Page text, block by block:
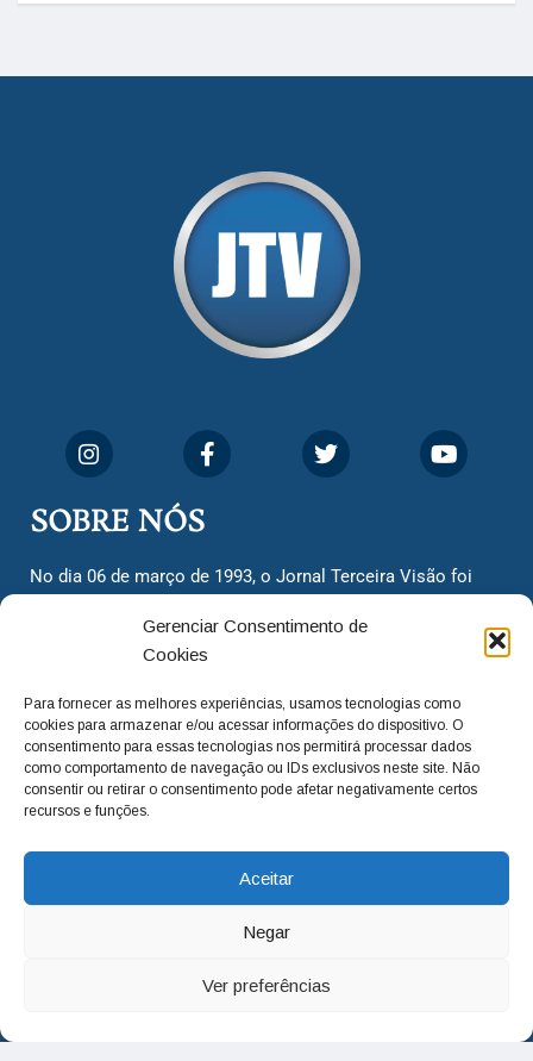
Gerenciar Consentimento de
Cookies
Para fornecer as melhores experiências, usamos tecnologias como
cookies para armazenar e/ou acessar informações do dispositivo. O
consentimento para essas tecnologias nos permitirá processar dados
como comportamento de navegação ou IDs exclusivos neste site. Não
consentir ou retirar o consentimento pode afetar negativamente certos
recursos e funções.
Aceitar
Negar
Ver preferências
SOBRE NÓS
No dia 06 de março de 1993, o Jornal Terceira Visão foi
cidadãos valinhenses, já que naquela época só existiam
dois jornais. Há mais de 30 anos, o jornal continua
com o foco de trazer as melhores notícias. Nunca
deixamos de lado as necessidades do cidadão, sempre
questionando os órgãos públicos em busca de melhorias
para a cidade e sempre cobrando resoluções para casos
adm@jtv.com.br
(19) 3929-6225